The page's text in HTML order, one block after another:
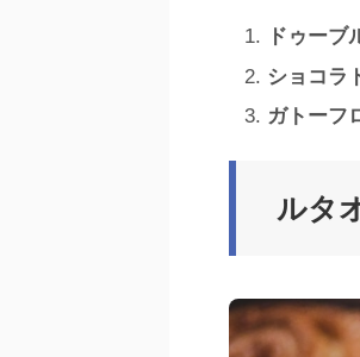
ドゥーブ
ショコラ
ガトーフ
ルタ